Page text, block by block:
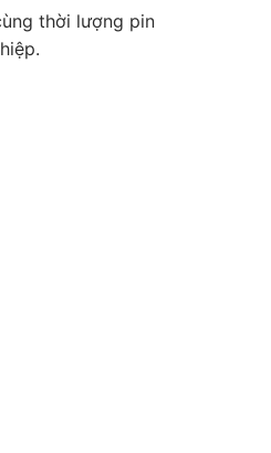
thời lượng pin